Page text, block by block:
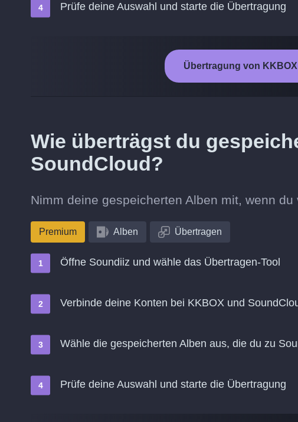
Prüfe deine Auswahl und starte die Übertragung
Übertragung von
Wie überträgst du
SoundCloud?
Nimm deine gespeicherten Alben mit, wenn
Premium Alben Übertragen
Öffne Soundiiz und wähle das Übertragen-Tool
Verbinde deine Konten bei KKBOX und
Wähle die gespeicherten Alben aus, die du zu
Prüfe deine Auswahl und starte die Übertragung